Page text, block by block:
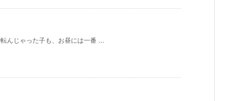
んじゃった子も、お昼には一番 ...